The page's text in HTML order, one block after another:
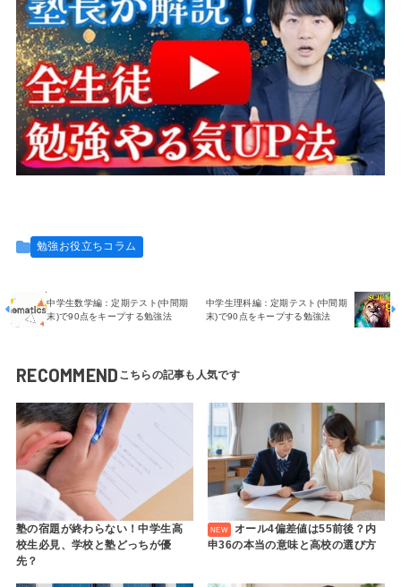
勉強お役立ちコラム
中学生数学編：定期テスト(中間期
末)で90点をキープする勉強法
中学生理科編：定期テスト(中間期
末)で90点をキープする勉強法
RECOMMEND
塾の宿題が終わらない！中学生高
校生必見、学校と塾どっちが優
先？
オール4偏差値は55前後？内
申36の本当の意味と高校の選び方